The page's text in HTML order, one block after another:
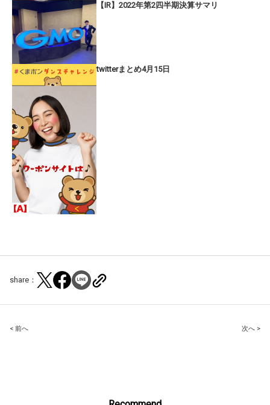
【IR】2022年第2四半期決算サマリ
twitterまとめ4月15日
share：
Post
< 前へ 次へ >